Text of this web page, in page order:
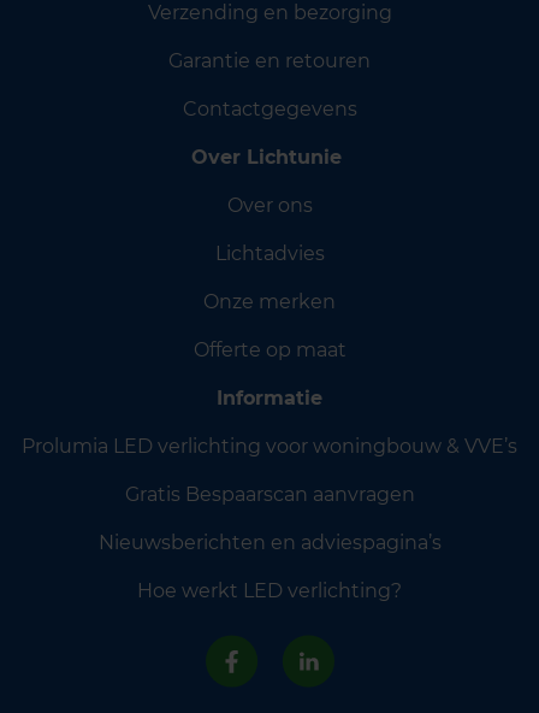
Verzending en bezorging
Garantie en retouren
Contactgegevens
Over Lichtunie
Over ons
Lichtadvies
Onze merken
Offerte op maat
Informatie
Prolumia LED verlichting voor woningbouw & VVE’s
Gratis Bespaarscan aanvragen
Nieuwsberichten en adviespagina’s
Hoe werkt LED verlichting?